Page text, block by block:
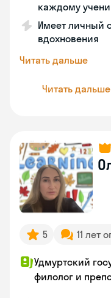
каждому
Имеет личный
вдохновения
Читать дальше
Читать дальше
5 11 лет
Удмуртский
филолог и